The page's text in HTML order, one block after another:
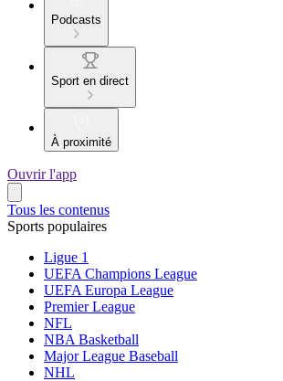
Podcasts
Sport en direct
À proximité
Ouvrir l'app
Tous les contenus
Sports populaires
Ligue 1
UEFA Champions League
UEFA Europa League
Premier League
NFL
NBA Basketball
Major League Baseball
NHL